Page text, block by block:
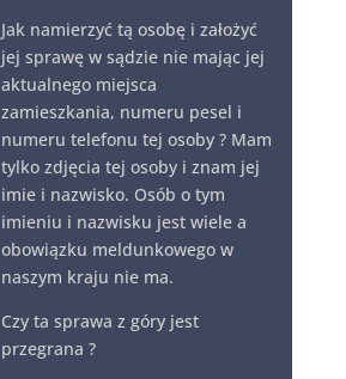
Jak namierzyć tą osobę i założyć
jej sprawę w sądzie nie mając jej
aktualnego miejsca
zamieszkania, numeru pesel i
numeru telefonu tej osoby ? Mam
tylko zdjęcia tej osoby i znam jej
imie i nazwisko. Osób o tym
imieniu i nazwisku jest wiele a
obowiązku meldunkowego w
naszym kraju nie ma.
Czy ta sprawa z góry jest
przegrana ?